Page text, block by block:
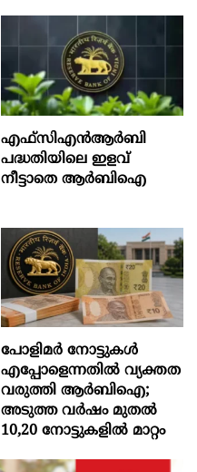
എഫ്സിഎൻആർബി
പദ്ധതിയിലെ ഇളവ്
നീട്ടാതെ ആർബിഐ
പോളിമർ നോട്ടുകൾ
എപ്പോളെന്നതിൽ വ്യക്തത
വരുത്തി ആർബിഐ;
അടുത്ത വർഷം മുതൽ
10,20 നോട്ടുകളിൽ മാറ്റം